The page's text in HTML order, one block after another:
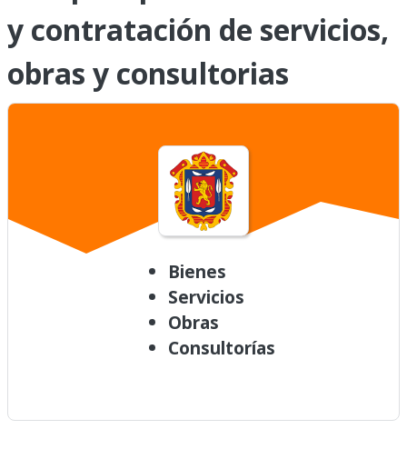
y contratación de servicios,
obras y consultorias
Bienes
Servicios
Obras
Consultorías